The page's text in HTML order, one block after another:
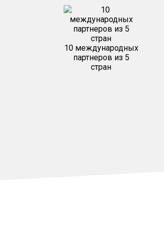
10 международных
партнеров из 5
стран